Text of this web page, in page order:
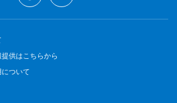
供はこちらから
ついて